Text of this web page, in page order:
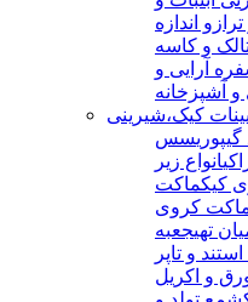
اندازه
الک و کاسه
آرایی و
و آشپزخانه
کیک،شیرینی
سس
انواع زیر
کیکماکت
کروی
تهیجعبه
و تاپر
و اکریل